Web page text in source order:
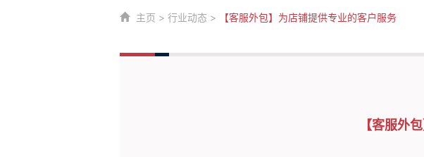
主页 > 行业动态 > 【客服外包】为店铺提供专业的客户服务
【客服外